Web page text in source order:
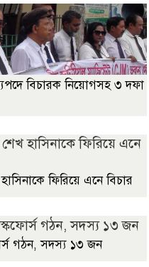
বিচারক নিয়োগসহ ৩ দফা
ফিরিয়ে এনে বিচার
গঠন, সদস্য ১৩ জন